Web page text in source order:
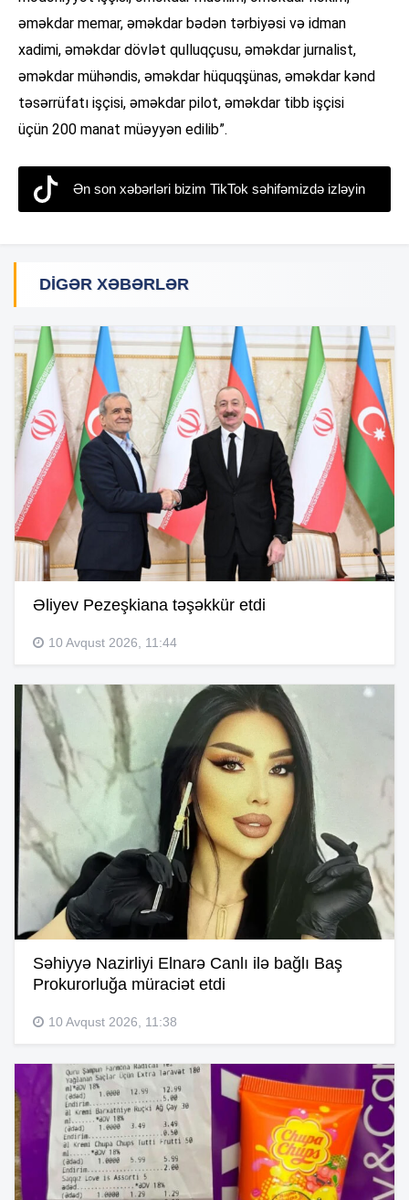
əməkdar memar, əməkdar bədən tərbiyəsi və idman
xadimi, əməkdar dövlət qulluqçusu, əməkdar jurnalist,
əməkdar mühəndis, əməkdar hüquqşünas, əməkdar kənd
təsərrüfatı işçisi, əməkdar pilot, əməkdar tibb işçisi
üçün 200 manat müəyyən edilib”.
Ən son xəbərləri bizim TikTok səhifəmizdə izləyin
DIGƏR XƏBƏRLƏR
Əliyev Pezeşkiana təşəkkür etdi
10 Avqust 2026, 11:44
Səhiyyə Nazirliyi Elnarə Canlı ilə bağlı Baş
Prokurorluğa müraciət etdi
10 Avqust 2026, 11:38